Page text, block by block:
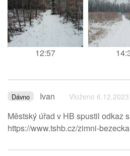
12:57
Dávno Ivan Vloženo
Městský úřad v HB spustil odkaz
https://www.tshb.cz/zimni-